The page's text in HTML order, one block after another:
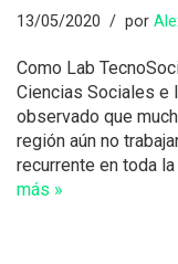
13/05/2020 por
Como Lab
Ciencias Sociales e
observado que
región aún no
recurrente en toda
más »